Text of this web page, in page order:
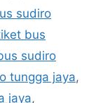
sudiro
bus
sudiro
tungga jaya,
jaya,